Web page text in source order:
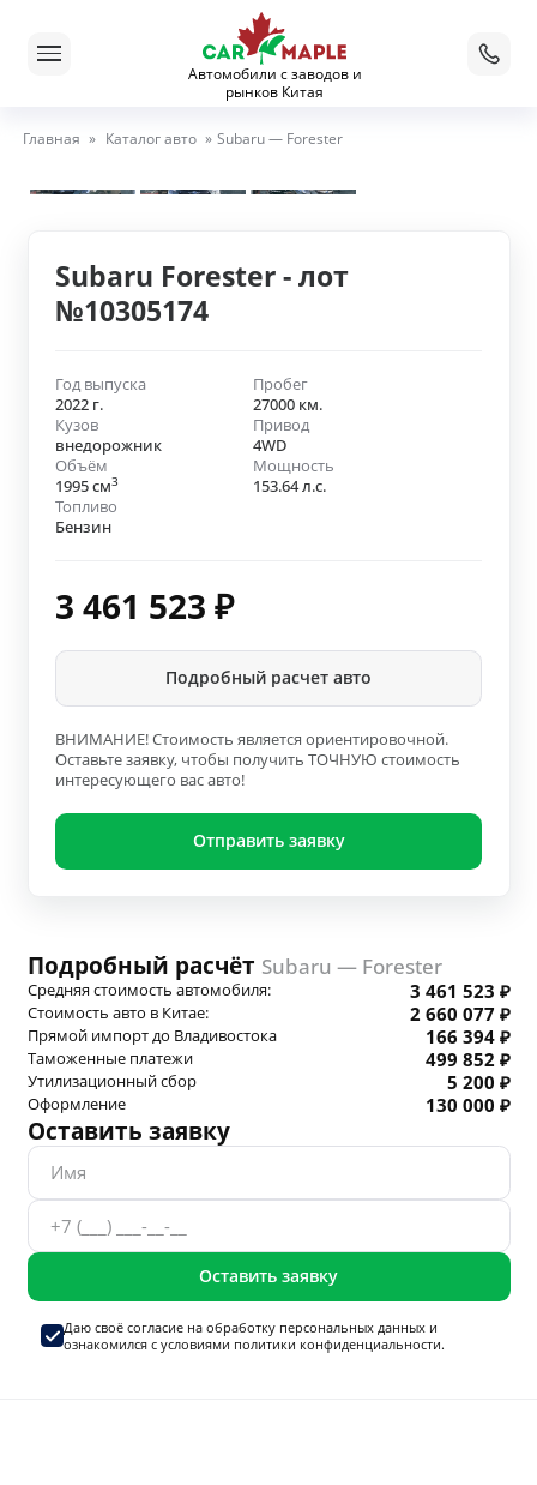
Автомобили с заводов и
рынков Китая
Главная » Каталог авто » Subaru — Forester
Subaru Forester - лот
№10305174
Год выпуска
2022 г.
Пробег
27000 км.
Кузов
внедорожник
Привод
4WD
Объём
1995 см3
Мощность
153.64 л.с.
Топливо
Бензин
3 461 523 ₽
Подробный расчет авто
ВНИМАНИЕ! Стоимость является ориентировочной.
Оставьте заявку, чтобы получить ТОЧНУЮ стоимость
интересующего вас авто!
Отправить заявку
Подробный расчёт Subaru — Forester
Средняя стоимость автомобиля: 3 461 523 ₽
Стоимость авто в Китае: 2 660 077 ₽
Прямой импорт до Владивостока 166 394 ₽
Таможенные платежи 499 852 ₽
Утилизационный сбор 5 200 ₽
Оформление 130 000 ₽
Оставить заявку
Оставить заявку
Даю своё согласие на обработку персональных данныхи
ознакомился с условиями политики конфиденциальности.